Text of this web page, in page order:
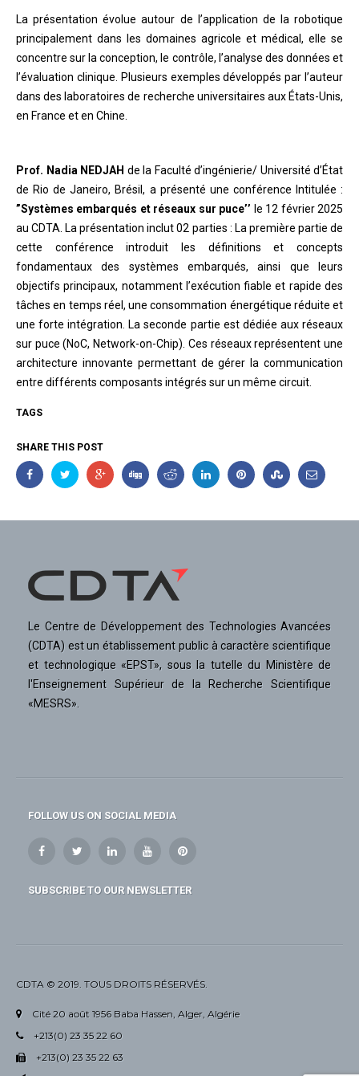
La présentation évolue autour de l’application de la robotique
principalement dans les domaines agricole et médical, elle se
concentre sur la conception, le contrôle, l’analyse des données et
l’évaluation clinique. Plusieurs exemples développés par l’auteur
dans des laboratoires de recherche universitaires aux États-Unis,
en France et en Chine.
Prof. Nadia NEDJAH de la Faculté d’ingénierie/ Université d’État
de Rio de Janeiro, Brésil, a présenté une conférence Intitulée :
”Systèmes embarqués et réseaux sur puce’’ le 12 février 2025
au CDTA. La présentation inclut 02 parties : La première partie de
cette conférence introduit les définitions et concepts
fondamentaux des systèmes embarqués, ainsi que leurs
objectifs principaux, notamment l’exécution fiable et rapide des
tâches en temps réel, une consommation énergétique réduite et
une forte intégration. La seconde partie est dédiée aux réseaux
sur puce (NoC, Network-on-Chip). Ces réseaux représentent une
architecture innovante permettant de gérer la communication
entre différents composants intégrés sur un même circuit.
TAGS
SHARE THIS POST
Le Centre de Développement des Technologies Avancées
(CDTA) est un établissement public à caractère scientifique
et technologique «EPST», sous la tutelle du Ministère de
l'Enseignement Supérieur de la Recherche Scientifique
«MESRS».
FOLLOW US ON SOCIAL MEDIA
SUBSCRIBE TO OUR NEWSLETTER
CDTA © 2019. TOUS DROITS RÉSERVÉS.
Cité 20 août 1956 Baba Hassen, Alger, Algérie
+213(0) 23 35 22 60
+213(0) 23 35 22 63